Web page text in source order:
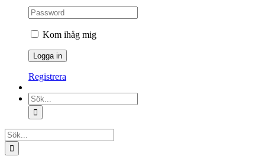
Kom ihåg mig
Registrera
Sök
efter:
Sök
efter: